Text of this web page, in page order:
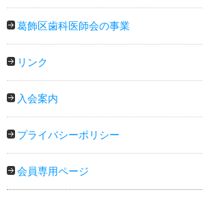
葛飾区歯科医師会の事業
リンク
入会案内
プライバシーポリシー
会員専用ページ